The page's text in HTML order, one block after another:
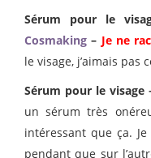
Sérum pour le
Cosmaking – Je ne
le visage, j’aimais pas
Sérum pour le visage
un sérum très
intéressant que ça.
pendant que sur